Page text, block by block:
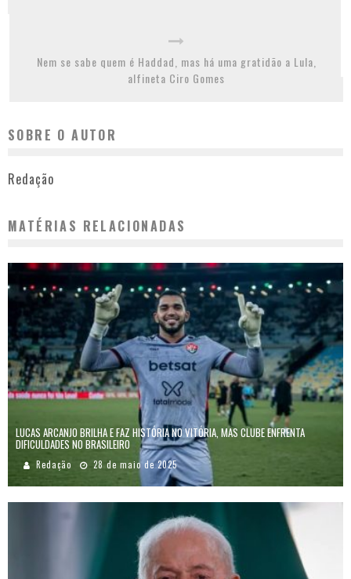
Nem se sabe quem é Haddad, mas há uma gratidão a Lula,
alfineta Ciro Gomes
SOBRE O AUTOR
Redação
MATÉRIAS RELACIONADAS
LUCAS ARCANJO BRILHA E FAZ HISTÓRIA NO VITÓRIA, MAS CLUBE ENFRENTA
DIFICULDADES NO BRASILEIRO
Redação 28 de maio de 2025